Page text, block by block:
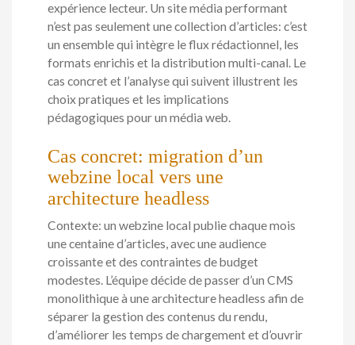
expérience lecteur. Un site média performant
n’est pas seulement une collection d’articles: c’est
un ensemble qui intègre le flux rédactionnel, les
formats enrichis et la distribution multi-canal. Le
cas concret et l’analyse qui suivent illustrent les
choix pratiques et les implications
pédagogiques pour un média web.
Cas concret: migration d’un
webzine local vers une
architecture headless
Contexte: un webzine local publie chaque mois
une centaine d’articles, avec une audience
croissante et des contraintes de budget
modestes. L’équipe décide de passer d’un CMS
monolithique à une architecture headless afin de
séparer la gestion des contenus du rendu,
d’améliorer les temps de chargement et d’ouvrir